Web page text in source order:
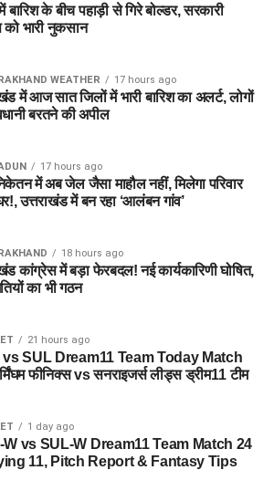
बारिश के बीच पहाड़ी से गिरे बोल्डर, सरकारी
भारी नुकसान
WEATHER 17 hours ago
में आज सात जिलों में भारी बारिश का अलर्ट, लोगों
बरतने की अपील
17 hours ago
में अब जेल जैसा माहौल नहीं, मिलेगा परिवार
उत्तराखंड में बन रहा ‘आलंबन गांव’
18 hours ago
कांग्रेस में बड़ा फेरबदल! नई कार्यकारिणी घोषित,
का भी गठन
21 hours ago
vs SUL Dream11 Team Today Match
फीनिक्स vs सनराइजर्स लीड्स ड्रीम11 टीम
1 day ago
W vs SUL-W Dream11 Team Match 24
11, Pitch Report & Fantasy Tips